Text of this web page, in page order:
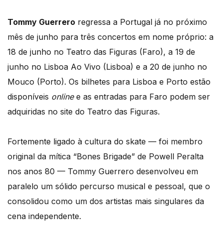
Tommy Guerrero regressa a Portugal já no próximo
mês de junho para três concertos em nome próprio: a
18 de junho no Teatro das Figuras (Faro), a 19 de
junho no Lisboa Ao Vivo (Lisboa) e a 20 de junho no
Mouco (Porto). Os bilhetes para Lisboa e Porto estão
disponíveis onlinee as entradas para Faro podem ser
adquiridas no site do Teatro das Figuras.
Fortemente ligado à cultura do skate — foi membro
original da mítica “Bones Brigade” de Powell Peralta
nos anos 80 — Tommy Guerrero desenvolveu em
paralelo um sólido percurso musical e pessoal, que o
consolidou como um dos artistas mais singulares da
cena independente.